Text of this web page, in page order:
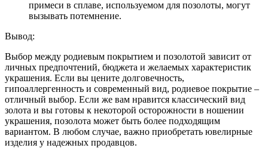
примеси в сплаве, используемом для позолоты, могут
вызывать потемнение.
Вывод:
Выбор между родиевым покрытием и позолотой зависит от
личных предпочтений, бюджета и желаемых характеристик
украшения. Если вы цените долговечность,
гипоаллергенность и современный вид, родиевое покрытие –
отличный выбор. Если же вам нравится классический вид
золота и вы готовы к некоторой осторожности в ношении
украшения, позолота может быть более подходящим
вариантом. В любом случае, важно приобретать ювелирные
изделия у надежных продавцов.